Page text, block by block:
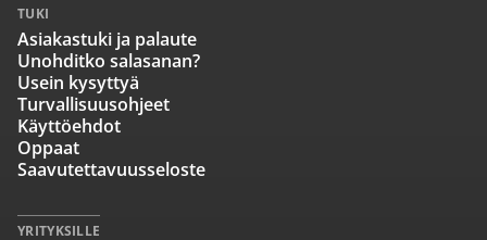
TUKI
Asiakastuki ja palaute
Unohditko salasanan?
Usein kysyttyä
Turvallisuusohjeet
Käyttöehdot
Oppaat
Saavutettavuusseloste
YRITYKSILLE